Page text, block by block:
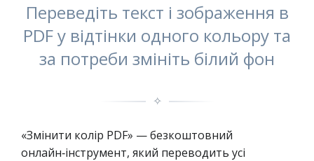
Переведіть текст і зображення в
PDF у відтінки одного кольору та
за потреби змініть білий фон
✧
«Змінити колір PDF» — безкоштовний
онлайн‑інструмент, який переводить усі